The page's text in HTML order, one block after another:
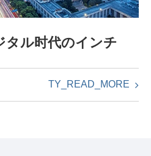
タル时代のインチ
TY_READ_MORE